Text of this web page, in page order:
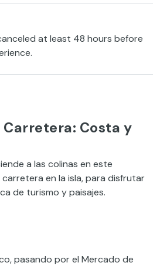
at least 48 hours before
Costa y
a las colinas en este
en la isla, para disfrutar
de turismo y paisajes.
pasando por el Mercado de